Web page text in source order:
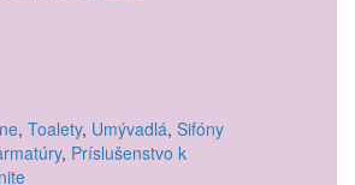
, Toalety, Umývadlá, Sifóny
, Príslušenstvo k